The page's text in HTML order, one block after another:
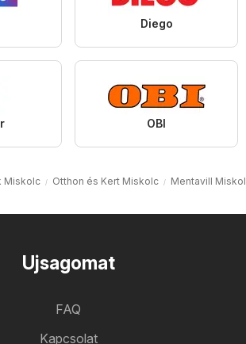
Diego
OBI
Miskolc Otthon és Kert Miskolc Mentavill
Ujsagomat
FAQ
Kapcsolat